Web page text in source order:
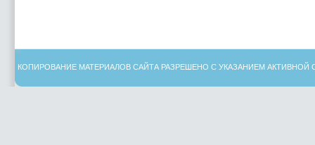
КОПИРОВАНИЕ МАТЕРИАЛОВ САЙТА РАЗРЕШЕНО С УКАЗАНИЕМ АКТИВНОЙ